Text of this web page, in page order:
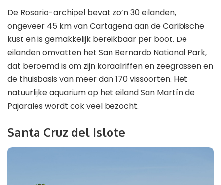
De Rosario-archipel bevat zo’n 30 eilanden,
ongeveer 45 km van Cartagena aan de Caribische
kust en is gemakkelijk bereikbaar per boot. De
eilanden omvatten het San Bernardo National Park,
dat beroemd is om zijn koraalriffen en zeegrassen en
de thuisbasis van meer dan 170 vissoorten. Het
natuurlijke aquarium op het eiland San Martín de
Pajarales wordt ook veel bezocht.
Santa Cruz del Islote